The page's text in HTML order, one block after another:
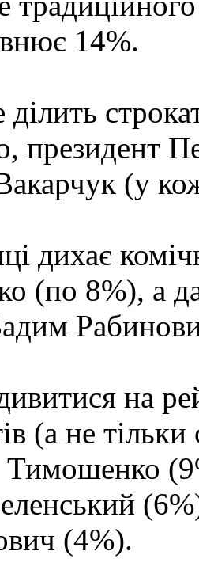
14%.
ділить
президент
(у
дихає
(по 8%), а
на
(а не
Тимошенко
(4%).